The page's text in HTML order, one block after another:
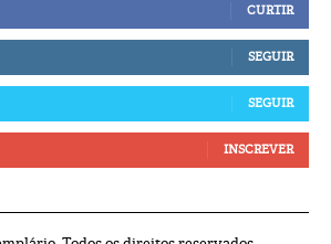
CURTIR
SEGUIR
SEGUIR
INSCREVER